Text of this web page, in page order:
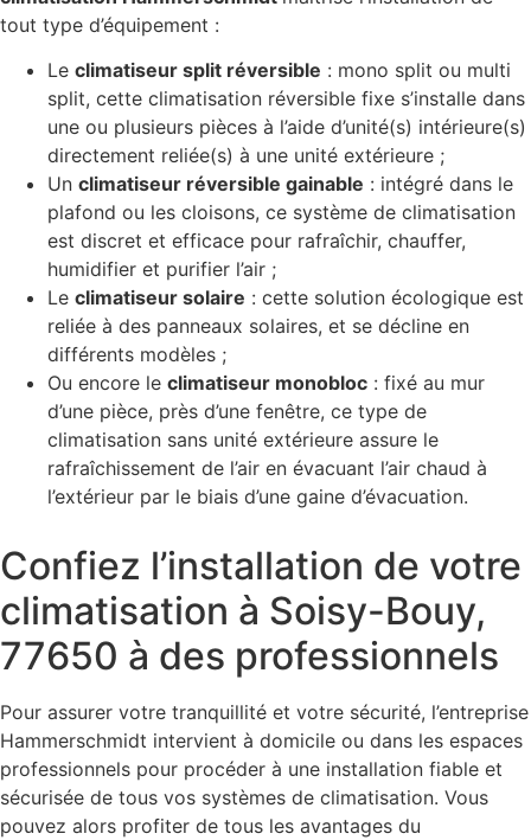
tout type d’équipement :
Le climatiseur split réversible : mono split ou multi
split, cette climatisation réversible fixe s’installe dans
une ou plusieurs pièces à l’aide d’unité(s) intérieure(s)
directement reliée(s) à une unité extérieure ;
Un climatiseur réversible gainable : intégré dans le
plafond ou les cloisons, ce système de climatisation
est discret et efficace pour rafraîchir, chauffer,
humidifier et purifier l’air ;
Le climatiseur solaire : cette solution écologique est
reliée à des panneaux solaires, et se décline en
différents modèles ;
Ou encore le climatiseur monobloc : fixé au mur
d’une pièce, près d’une fenêtre, ce type de
climatisation sans unité extérieure assure le
rafraîchissement de l’air en évacuant l’air chaud à
l’extérieur par le biais d’une gaine d’évacuation.
Confiez l’installation de votre
climatisation à Soisy-Bouy,
77650 à des professionnels
Pour assurer votre tranquillité et votre sécurité, l’entreprise
Hammerschmidt intervient à domicile ou dans les espaces
professionnels pour procéder à une installation fiable et
sécurisée de tous vos systèmes de climatisation. Vous
pouvez alors profiter de tous les avantages du